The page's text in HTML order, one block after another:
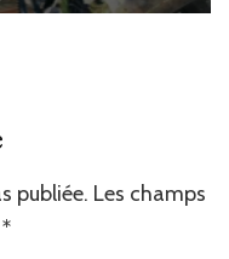
publiée. Les champs
*